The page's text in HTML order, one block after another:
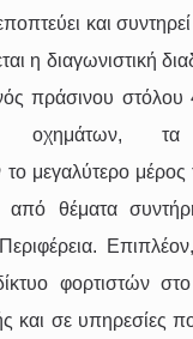
και συντηρεί
η διαγωνιστική
πράσινου
οχημάτων,
το μεγαλύτερο
από θέματα
φορτιστών στο
και σε υπηρεσίες